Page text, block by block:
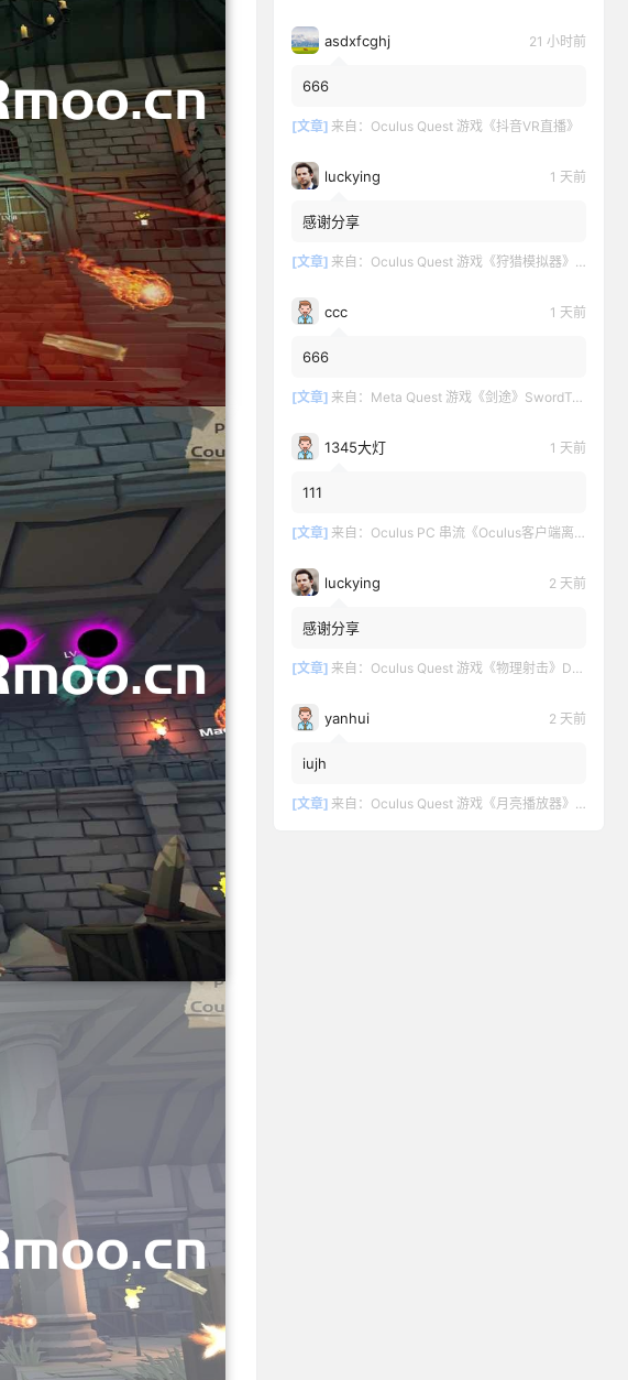
asdxfcghj 21 小时前
666
[文章] 来自： Oculus Quest 游戏《抖音VR直播》
luckying 1 天前
感谢分享
[文章] 来自： Oculus Quest 游戏《狩猎模拟器》Hunting Simulator
ccc 1 天前
666
[文章] 来自： Meta Quest 游戏《剑途》SwordTrip
1345大灯 1 天前
111
[文章] 来自： Oculus PC 串流《Oculus客户端离线版》最新版下载
luckying 2 天前
感谢分享
[文章] 来自： Oculus Quest 游戏《物理射击》DOWNSHOT
yanhui 2 天前
iujh
[文章] 来自： Oculus Quest 游戏《月亮播放器》Moon VR Video Player